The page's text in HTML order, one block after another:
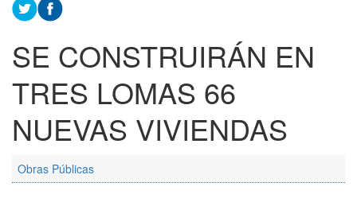
SE CONSTRUIRÁN EN
TRES LOMAS 66
NUEVAS VIVIENDAS
Obras Públicas